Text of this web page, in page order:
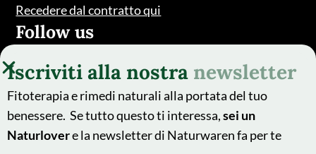
Recedere dal contratto qui
Follow us
Iscriviti alla nostra newsletter
Fitoterapia e rimedi naturali alla portata del tuo
benessere. Se tutto questo ti interessa,sei un
Naturlovere la newsletter di Naturwaren fa per te